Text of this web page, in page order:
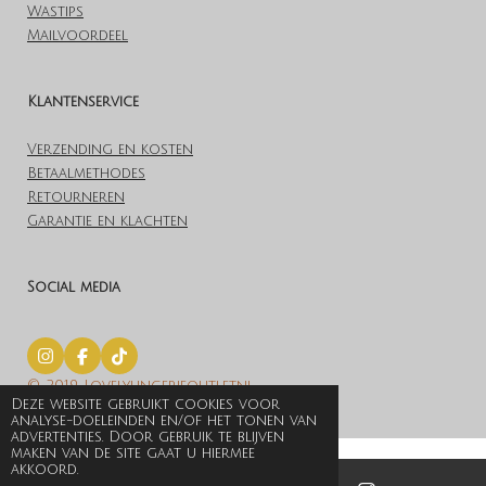
Deze website gebruikt cookies voor
analyse-doeleinden en/of het tonen van
advertenties. Door gebruik te blijven
maken van de site gaat u hiermee
akkoord.
Wastips
Mailvoordeel
Klantenservice
Verzending en kosten
Betaalmethodes
Retourneren
Garantie en klachten
Social media
I
n
t
a
g
r
a
F
a
e
b
o
o
T
i
T
o
k
© 2019 Lovelylingerieoutlet.nl
Powered by JouwWeb